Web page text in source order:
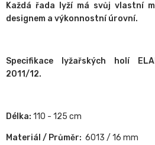
Každá řada lyží má svůj vlastní
designem a výkonnostní úrovní.
Specifikace lyžařských holí
2011/12.
Délka: 110 - 125 cm
Materiál / Průměr: 6013 / 16 mm